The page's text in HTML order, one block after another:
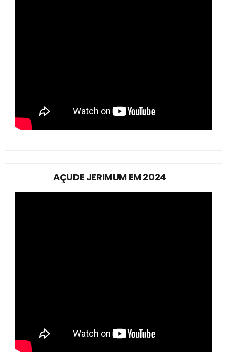
AÇUDE JERIMUM EM 2024